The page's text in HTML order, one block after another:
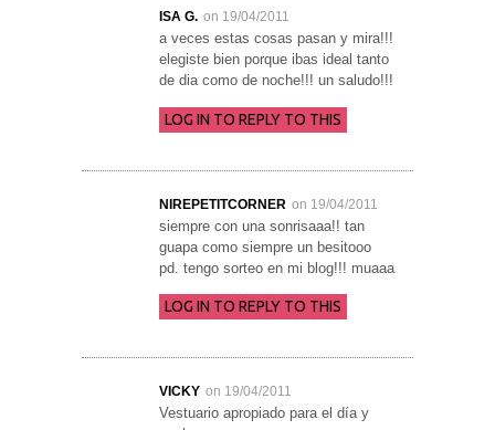
ISA G. on 19/04/2011
a veces estas cosas pasan y mira!!!
elegiste bien porque ibas ideal tanto
de dia como de noche!!! un saludo!!!
LOG IN TO REPLY TO THIS
NIREPETITCORNER on 19/04/2011
siempre con una sonrisaaa!! tan
guapa como siempre un besitooo
pd. tengo sorteo en mi blog!!! muaaa
LOG IN TO REPLY TO THIS
VICKY on 19/04/2011
Vestuario apropiado para el día y